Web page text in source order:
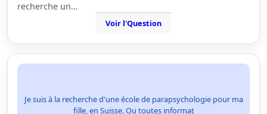
recherche un…
Voir l'Question
Je suis à la recherche d'une école de parapsychologie pour ma
fille, en Suisse. Ou toutes informat